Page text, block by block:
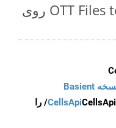
تبدیل ساده OTT Files to NUMBERS روی
CellsApiCellsApi
CellsApi</aient/Client/ را